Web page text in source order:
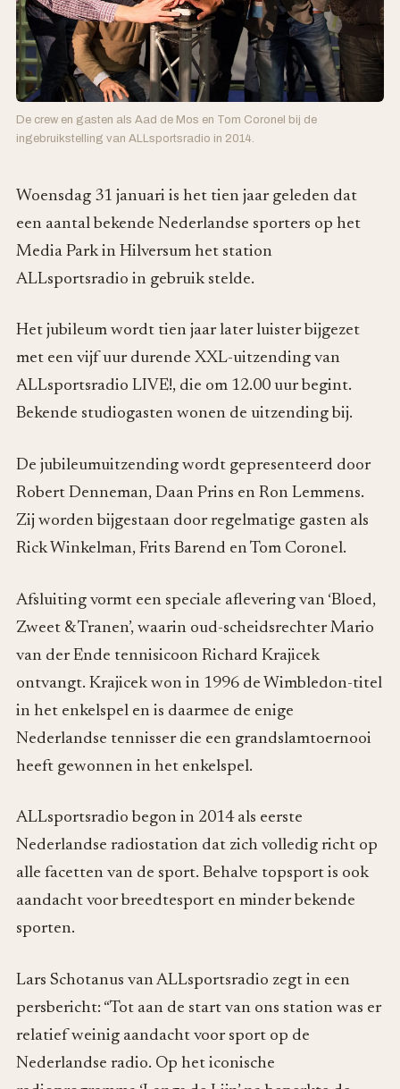
De crew en gasten als Aad de Mos en Tom Coronel bij de
ingebruikstelling van ALLsportsradio in 2014.
Woensdag 31 januari is het tien jaar geleden dat
een aantal bekende Nederlandse sporters op het
Media Park in Hilversum het station
ALLsportsradio in gebruik stelde.
Het jubileum wordt tien jaar later luister bijgezet
met een vijf uur durende XXL-uitzending van
ALLsportsradio LIVE!, die om 12.00 uur begint.
Bekende studiogasten wonen de uitzending bij.
De jubileumuitzending wordt gepresenteerd door
Robert Denneman, Daan Prins en Ron Lemmens.
Zij worden bijgestaan door regelmatige gasten als
Rick Winkelman, Frits Barend en Tom Coronel.
Afsluiting vormt een speciale aflevering van ‘Bloed,
Zweet & Tranen’, waarin oud-scheidsrechter Mario
van der Ende tennisicoon Richard Krajicek
ontvangt. Krajicek won in 1996 de Wimbledon-titel
in het enkelspel en is daarmee de enige
Nederlandse tennisser die een grandslamtoernooi
heeft gewonnen in het enkelspel.
ALLsportsradio begon in 2014 als eerste
Nederlandse radiostation dat zich volledig richt op
alle facetten van de sport. Behalve topsport is ook
aandacht voor breedtesport en minder bekende
sporten.
Lars Schotanus van ALLsportsradio zegt in een
persbericht: “Tot aan de start van ons station was er
relatief weinig aandacht voor sport op de
Nederlandse radio. Op het iconische